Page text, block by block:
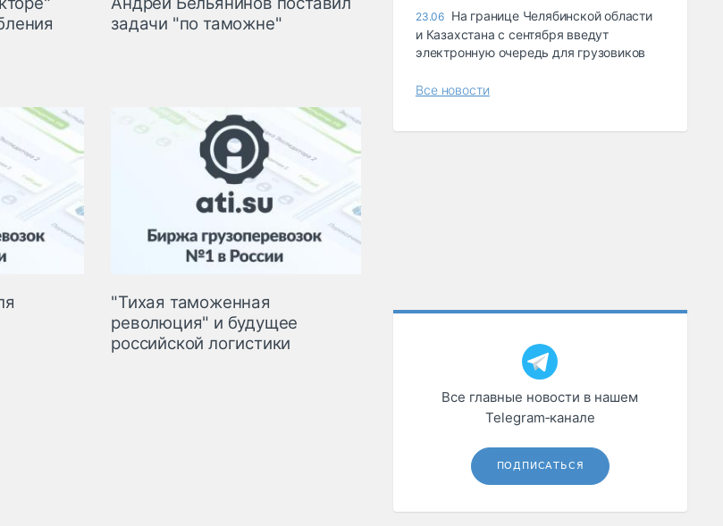
задачи "по таможне"
"Тихая таможенная
революция" и будущее
российской логистики
23.06 На границе Челябинской области
и Казахстана с сентября введут
электронную очередь для грузовиков
Все новости
Все главные новости в нашем
Telegram‑канале
ПОДПИСАТЬСЯ